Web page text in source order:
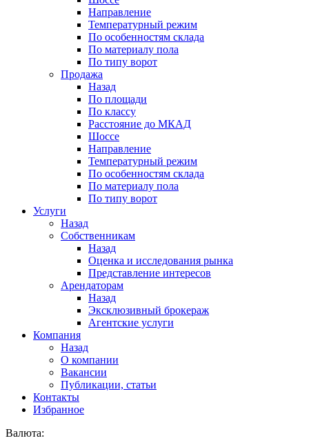
Направление
Температурный режим
По особенностям склада
По материалу пола
По типу ворот
Продажа
Назад
По площади
По классу
Расстояние до МКАД
Шоссе
Направление
Температурный режим
По особенностям склада
По материалу пола
По типу ворот
Услуги
Назад
Собственникам
Назад
Оценка и исследования рынка
Представление интересов
Арендаторам
Назад
Эксклюзивный брокераж
Агентские услуги
Компания
Назад
О компании
Вакансии
Публикации, статьи
Контакты
Избранное
Валюта: